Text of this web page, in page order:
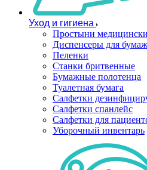
Уход и гигиена
Простыни
Диспенсеры для
Пеленки
Станки бритвенные
Бумажные полотенца
Туалетная бумага
Салфетки
Салфетки спанлейс
Салфетки для
Уборочный инвентарь